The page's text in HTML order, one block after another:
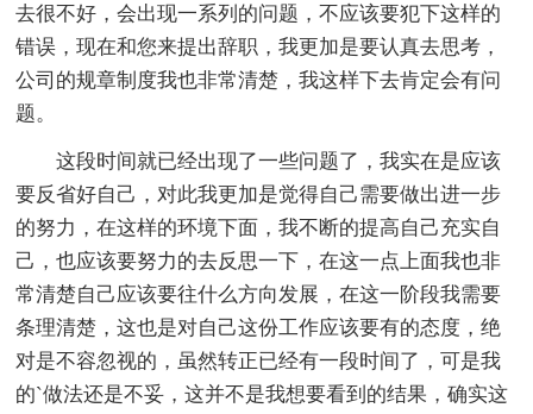
去很不好，会出现一系列的问题，不应该要犯下这样的
错误，现在和您来提出辞职，我更加是要认真去思考，
公司的规章制度我也非常清楚，我这样下去肯定会有问
题。
这段时间就已经出现了一些问题了，我实在是应该
要反省好自己，对此我更加是觉得自己需要做出进一步
的努力，在这样的环境下面，我不断的提高自己充实自
己，也应该要努力的去反思一下，在这一点上面我也非
常清楚自己应该要往什么方向发展，在这一阶段我需要
条理清楚，这也是对自己这份工作应该要有的态度，绝
对是不容忽视的，虽然转正已经有一段时间了，可是我
的`做法还是不妥，这并不是我想要看到的结果，确实这